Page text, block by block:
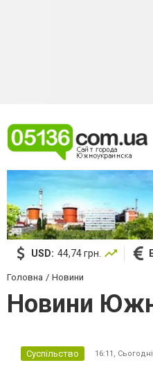
USD: 44,74 грн.
Головна Новини
Новини
Суспільство 16:11, Сьогодні